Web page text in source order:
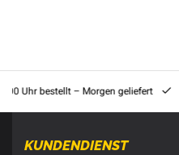
Uhr bestellt – Morgen geliefert
KUNDENDIENST